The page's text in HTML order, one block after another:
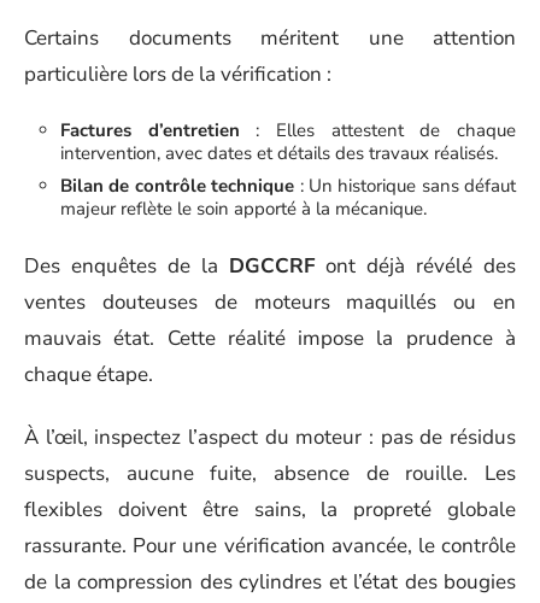
Certains documents méritent une attention
particulière lors de la vérification :
Factures d’entretien : Elles attestent de chaque
intervention, avec dates et détails des travaux réalisés.
Bilan de contrôle technique : Un historique sans défaut
majeur reflète le soin apporté à la mécanique.
Des enquêtes de la DGCCRFont déjà révélé des
ventes douteuses de moteurs maquillés ou en
mauvais état. Cette réalité impose la prudence à
chaque étape.
À l’œil, inspectez l’aspect du moteur : pas de résidus
suspects, aucune fuite, absence de rouille. Les
flexibles doivent être sains, la propreté globale
rassurante. Pour une vérification avancée, le contrôle
de la compression des cylindres et l’état des bougies